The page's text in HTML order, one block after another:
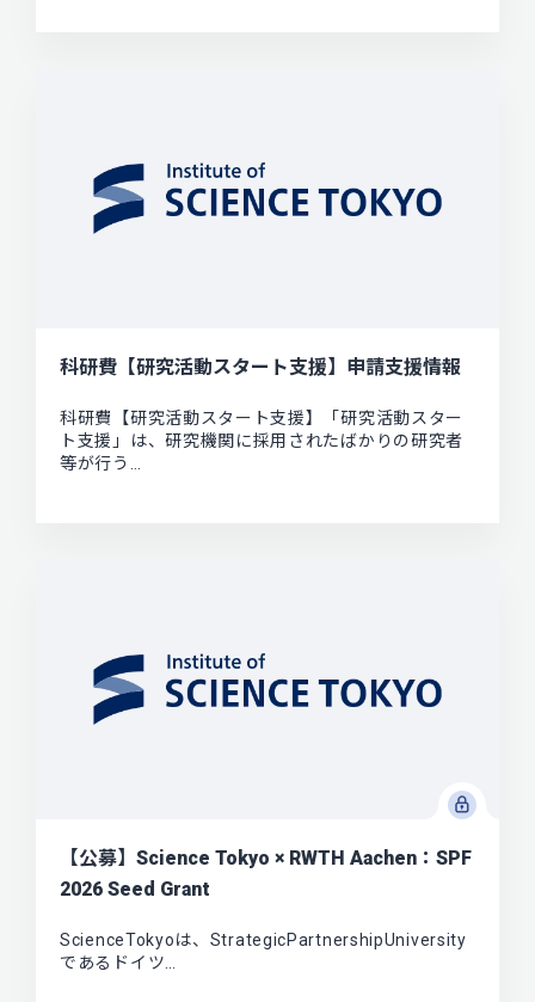
科研費【研究活動スタート支援】申請支援情報
科研費【研究活動スタート支援】「研究活動スター
ト支援」は、研究機関に採用されたばかりの研究者
等が行う…
【公募】Science Tokyo × RWTH Aachen：SPF
2026 Seed Grant
ScienceTokyoは、StrategicPartnershipUniversity
であるドイツ…